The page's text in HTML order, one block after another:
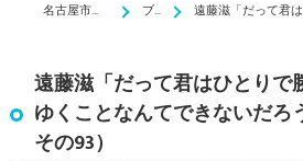
名古屋市の塾は寺子屋塾 ブログ 遠藤滋「だって君はひとりで勝手に何
遠藤滋「だって君はひとりで
ゆくことなんてできないだろ
その93）